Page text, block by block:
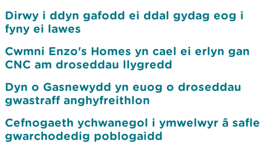
Dirwy i ddyn gafodd ei ddal gydag eog i
fyny ei lawes
Cwmni Enzo's Homes yn cael ei erlyn gan
CNC am droseddau llygredd
Dyn o Gasnewydd yn euog o droseddau
gwastraff anghyfreithlon
Cefnogaeth ychwanegol i ymwelwyr â safle
gwarchodedig poblogaidd